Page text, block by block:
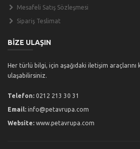
Mesafeli Satış Sözleşmesi
Sipariş Teslimat
BİZE ULAŞIN
Her türlü bilgi, için aşağıdaki iletişim araçlarını
ulaşabilirsiniz.
Telefon: 0212 213 30 31
Email: info@petavrupa.com
Website: www.petavrupa.com